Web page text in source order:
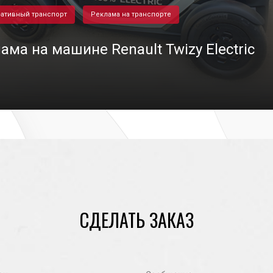
транспорт Реклама на транспорте
на машине Renault Twizy Electric
СДЕЛАТЬ ЗАКАЗ